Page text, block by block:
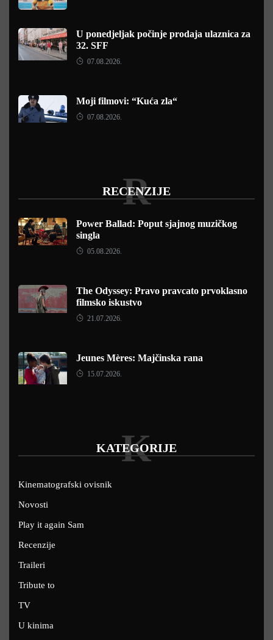
U ponedjeljak počinje prodaja ulaznica za
32. SFF
07.08.2026.
Moji filmovi: “Kuća zla“
07.08.2026.
RECENZIJE
R
Power Ballad: Poput sjajnog muzičkog
singla
05.08.2026.
The Odyssey: Pravo pravcato prvoklasno
filmsko iskustvo
21.07.2026.
Jeunes Mères: Majčinska rana
15.07.2026.
KATEGORIJE
K
Kinematografski ovisnik
Novosti
Play it again Sam
Recenzije
Traileri
Tribute to
TV
U kinima